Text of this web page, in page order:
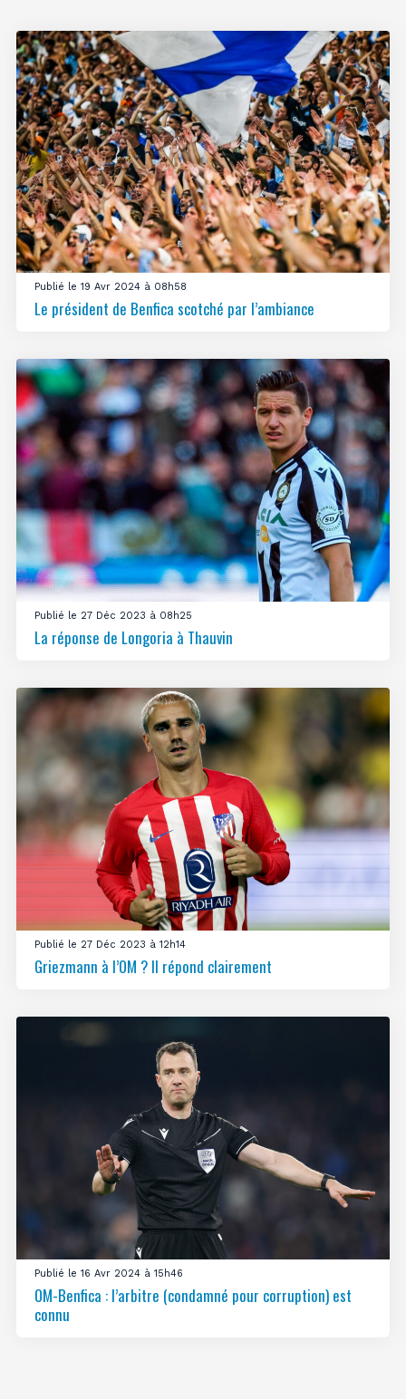
Publié le 19 Avr 2024 à 08h58
Le président de Benfica scotché par l’ambiance
Publié le 27 Déc 2023 à 08h25
La réponse de Longoria à Thauvin
Publié le 27 Déc 2023 à 12h14
Griezmann à l’OM ? Il répond clairement
Publié le 16 Avr 2024 à 15h46
OM-Benfica : l’arbitre (condamné pour corruption) est
connu